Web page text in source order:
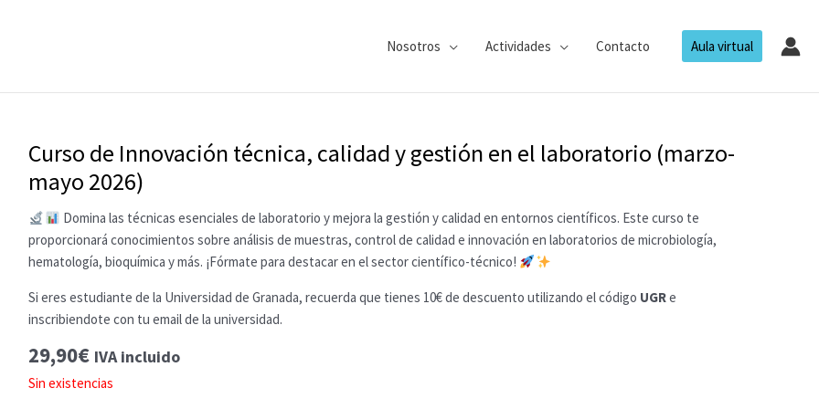
Nosotros Actividades Contacto Aula virtual
Curso de Innovación técnica, calidad y gestión en el laboratorio (marzo-
mayo 2026)
Domina las técnicas esenciales de laboratorio y mejora la gestión y calidad en entornos científicos. Este curso te
proporcionará conocimientos sobre análisis de muestras, control de calidad e innovación en laboratorios de microbiología,
hematología, bioquímica y más. ¡Fórmate para destacar en el sector científico-técnico!
Si eres estudiante de la Universidad de Granada, recuerda que tienes 10€ de descuento utilizando el código UGRe
inscribiendote con tu email de la universidad.
29,90€ IVA incluido
Sin existencias